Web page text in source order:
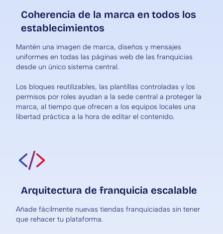
Coherencia de la marca en todos los
establecimientos
Mantén una imagen de marca, diseños y mensajes
uniformes en todas las páginas web de las franquicias
desde un único sistema central.
Los bloques reutilizables, las plantillas controladas y los
permisos por roles ayudan a la sede central a proteger la
marca, al tiempo que ofrecen a los equipos locales una
libertad práctica a la hora de editar el contenido.
Arquitectura de franquicia escalable
Añade fácilmente nuevas tiendas franquiciadas sin tener
que rehacer tu plataforma.